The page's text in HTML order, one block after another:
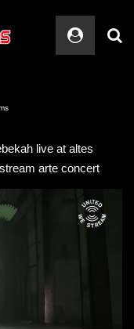
live at altes
arte concert